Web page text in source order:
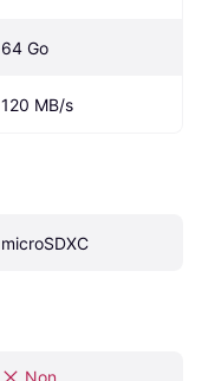
64 Go
120 MB/s
microSDXC